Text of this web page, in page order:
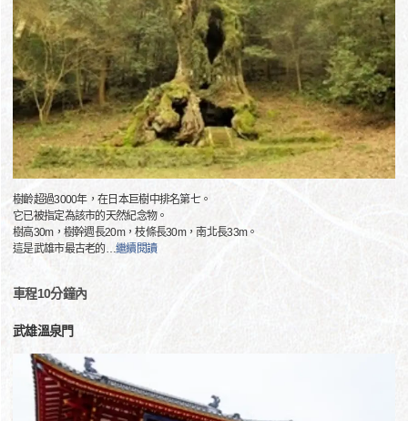
樹齡超過3000年，在日本巨樹中排名第七。
它已被指定為該市的天然紀念物。
樹高30m，樹幹週長20m，枝條長30m，南北長33m。
這是武雄市最古老的…繼續閱讀
車程10分鐘內
武雄溫泉門